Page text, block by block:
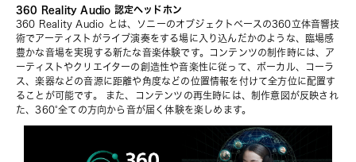
360 Reality Audio 認定ヘッドホン
360 Reality Audio とは、ソニーのオブジェクトベースの360立体音響技
術でアーティストがライブ演奏をする場に入り込んだかのような、臨場感
豊かな音場を実現する新たな音楽体験です。コンテンツの制作時には、ア
ーティストやクリエイターの創造性や音楽性に従って、ボーカル、コーラ
ス、楽器などの音源に距離や角度などの位置情報を付けて全方位に配置す
ることが可能です。 また、コンテンツの再生時には、制作意図が反映され
た、360°全ての方向から音が届く体験を楽しめます。